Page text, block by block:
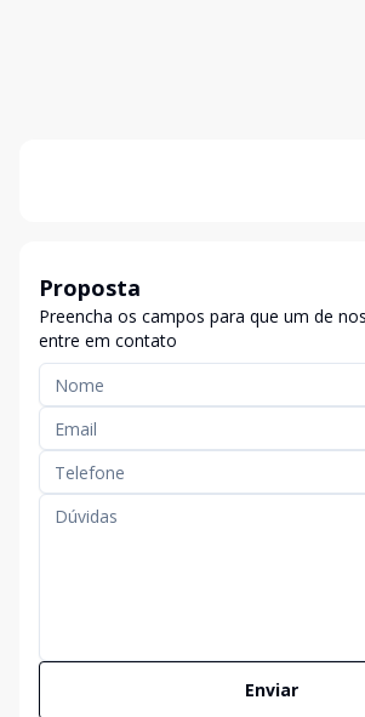
Proposta
Preencha os campos para que um de
entre em contato
Enviar